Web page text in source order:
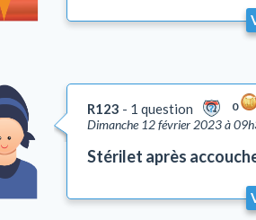
R123 1 question 0
Dimanche 12 février 2023 à
Stérilet après